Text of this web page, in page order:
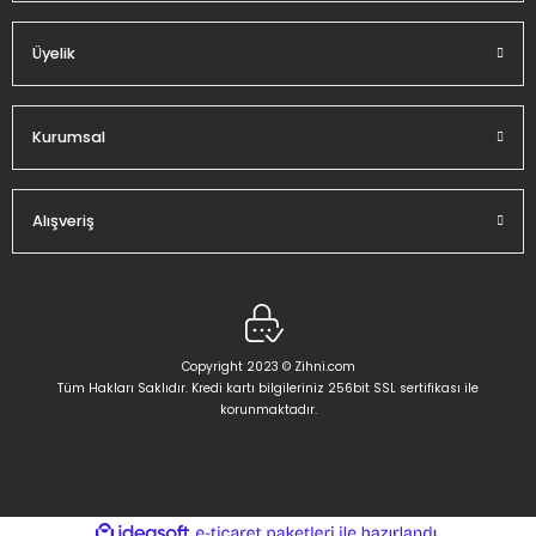
Üyelik
Kurumsal
Alışveriş
Copyright 2023 © Zihni.com
Tüm Hakları Saklıdır. Kredi kartı bilgileriniz 256bit SSL sertifikası ile
korunmaktadır.
ideasoft e-